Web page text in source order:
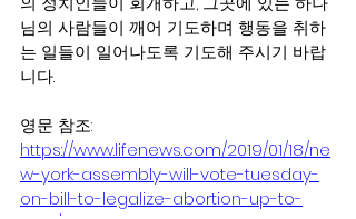
님의 사람들이 깨어 기도하며 행동을 취하
는 일들이 일어나도록 기도해 주시기 바랍
니다.
영문 참조:
https://www.lifenews.com/2019/01/18/ne
w-york-assembly-will-vote-tuesday-
on-bill-to-legalize-abortion-up-to-